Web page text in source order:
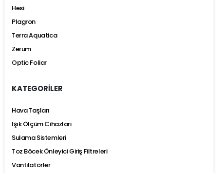
Hesi
Plagron
Terra Aquatica
Zerum
Optic Foliar
KATEGORİLER
Hava Taşları
Işık Ölçüm Cihazları
Sulama Sistemleri
Toz Böcek Önleyici Giriş Filtreleri
Vantilatörler